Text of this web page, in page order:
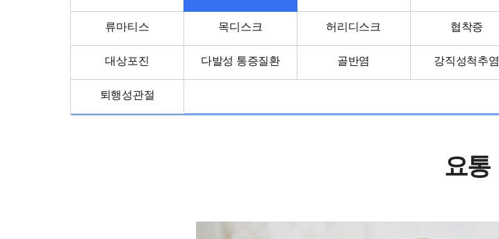
비만클리닉
생활습관클리닉
난치·내분비질환관리
사상체질진단
조은청
뇌보환
기상나팔 흑염소진액
류마티스 목디스크 허리디스크 협착증
대상포진 다발성 통증질환 골반염 강직성척추염
퇴행성관절
요통